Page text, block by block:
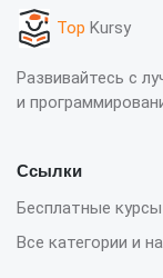
Top Kursy
Развивайтесь с
и
Ссылки
Бесплатные курсы
Все категории и